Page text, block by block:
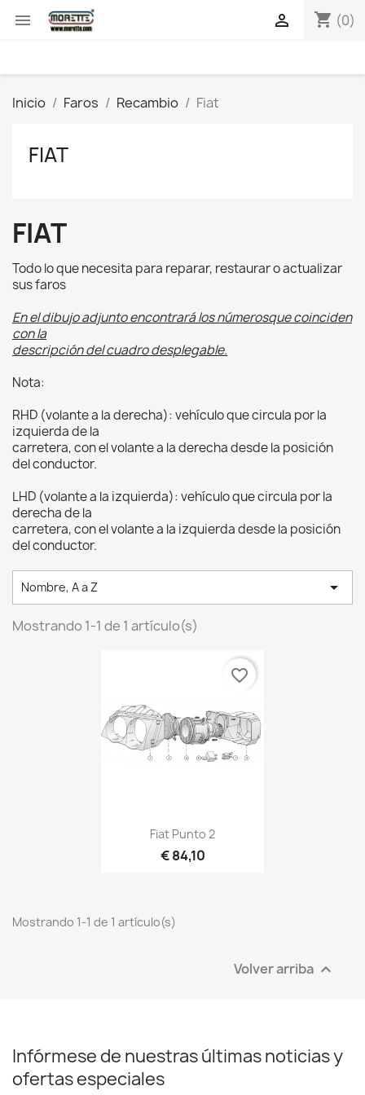
 shopping_cart (0)

Inicio Faros Recambio Fiat
FIAT
FIAT
Todo lo que necesita para reparar, restaurar o actualizar
sus faros
En el dibujo adjunto encontrará los númerosque coinciden
con la
descripción del cuadro desplegable.
Nota:
RHD (volante a la derecha): vehículo que circula por la
izquierda de la
carretera, con el volante a la derecha desde la posición
del conductor.
LHD (volante a la izquierda): vehículo que circula por la
derecha de la
carretera, con el volante a la izquierda desde la posición
del conductor.
Nombre, A a Z 
Mostrando 1-1 de 1 artículo(s)
Fiat Punto 2
€ 84,10
favorite_border
Mostrando 1-1 de 1 artículo(s)
Volver arriba 
Infórmese de nuestras últimas noticias y
ofertas especiales